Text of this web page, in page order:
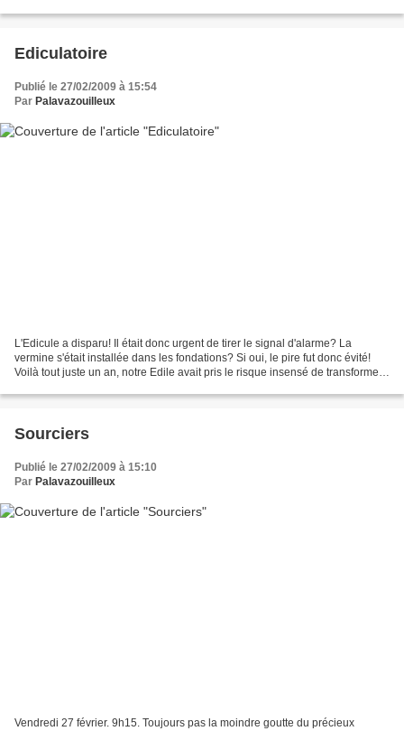
Ediculatoire
Publié le 27/02/2009 à 15:54
Par Palavazouilleux
L'Edicule a disparu! Il était donc urgent de tirer le signal d'alarme? La
vermine s'était installée dans les fondations? Si oui, le pire fut donc évité!
Voilà tout juste un an, notre Edile avait pris le risque insensé de transformer
Sourciers
Publié le 27/02/2009 à 15:10
Par Palavazouilleux
Vendredi 27 février. 9h15. Toujours pas la moindre goutte du précieux